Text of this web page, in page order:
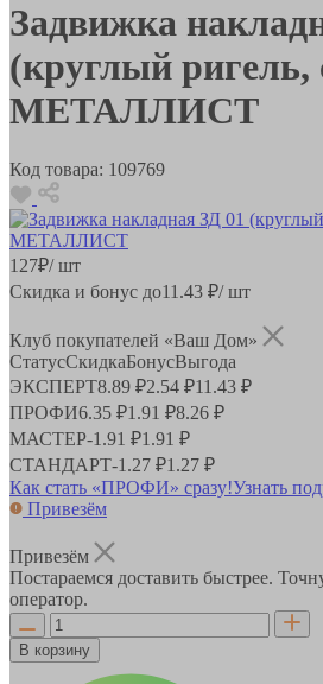
Задвижка
(круглый ригель,
МЕТАЛЛИСТ
Код товара: 109769
127₽/ шт
Скидка и бонус до11.43 ₽/ шт
Клуб покупателей «Ваш Дом»
СтатусСкидкаБонусВыгода
ЭКСПЕРТ8.89 ₽2.54 ₽11.43 ₽
ПРОФИ6.35 ₽1.91 ₽8.26 ₽
МАСТЕР-1.91 ₽1.91 ₽
СТАНДАРТ-1.27 ₽1.27 ₽
Как стать «ПРОФИ» сразу!Узнать
Привезём
Привезём
Постараемся доставить быстрее.
оператор.
В корзину